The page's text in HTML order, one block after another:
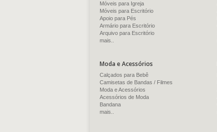
Móveis para Igreja
Móveis para Escritório
Apoio para Pés
Armário para Escritório
Arquivo para Escritório
mais..
Moda e Acessórios
Calçados para Bebê
Camisetas de Bandas / Filmes
Moda e Acessórios
Acessórios de Moda
Bandana
mais..